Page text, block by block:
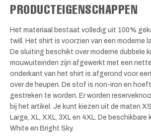
PRODUCTEIGENSCHAPPEN
Het materiaal bestaat volledig uit 100%
twill. Het shirt is voorzien van een moderne
De sluiting beschikt over moderne dubbele
mouwuiteinden zijn afgewerkt met een
onderkant van het shirt is afgerond voor
over de heupen. De stof is non-iron en hoeft
gestreken te worden. Er worden
bij het artikel. Je kunt kiezen uit de maten
Large, XL, XXL, 3XL en 4XL. De beschikbare
White en Bright Sky.